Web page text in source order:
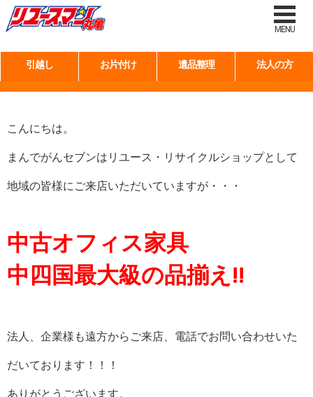
MENU
引越し お片付け 遺品整理 法人の方
タグ:香川県 リサイクルショップ
中古オフィス家具、たくさん品揃えしております！
こんにちは。
まんでがんセブンはリユース・リサイクルショップとして
地域の皆様にご来店いただいていますが・・・
中古オフィス家具
中四国最大級の品揃え!!
法人、企業様も遠方からご来店、電話でお問い合わせいた
だいております！！！
ありがとうございます。